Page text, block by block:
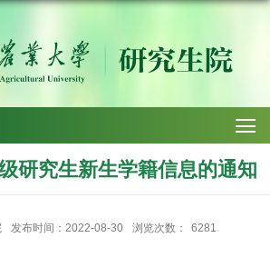
研究生新生学籍信息的通知
发布时间：2022-08-30 浏览次数： 6281